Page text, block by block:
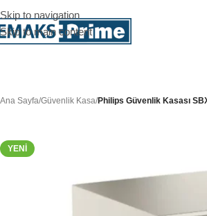
Skip to navigation
Skip to main content
Ana Sayfa/Güvenlik Kasa/Philips Güvenlik Kasası
YENI